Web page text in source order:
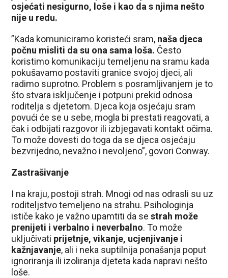
osjećati nesigurno, loše i kao da s njima nešto
nije u redu.
”Kada komuniciramo koristeći sram, naša djeca
počnu misliti da su ona sama loša. Često
koristimo komunikaciju temeljenu na sramu kada
pokušavamo postaviti granice svojoj djeci, ali
radimo suprotno. Problem s posramljivanjem je to
što stvara isključenje i potpuni prekid odnosa
roditelja s djetetom. Djeca koja osjećaju sram
povući će se u sebe, mogla bi prestati reagovati, a
čak i odbijati razgovor ili izbjegavati kontakt očima.
To može dovesti do toga da se djeca osjećaju
bezvrijedno, nevažno i nevoljeno”, govori Conway.
Zastrašivanje
I na kraju, postoji strah. Mnogi od nas odrasli su uz
roditeljstvo temeljeno na strahu. Psihologinja
ističe kako je važno upamtiti da sestrah može
prenijeti i verbalno i neverbalno. To može
uključivati prijetnje, vikanje, ucjenjivanje i
kažnjavanje, ali i neka suptilnija ponašanja poput
ignoriranja ili izoliranja djeteta kada napravi nešto
loše.